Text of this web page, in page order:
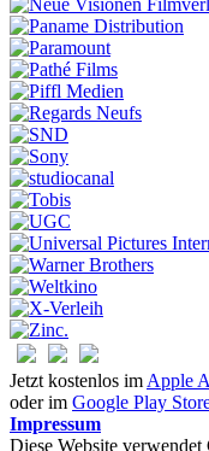
Jetzt kostenlos im Apple
oder im Google Play
Impressum
Diese Website